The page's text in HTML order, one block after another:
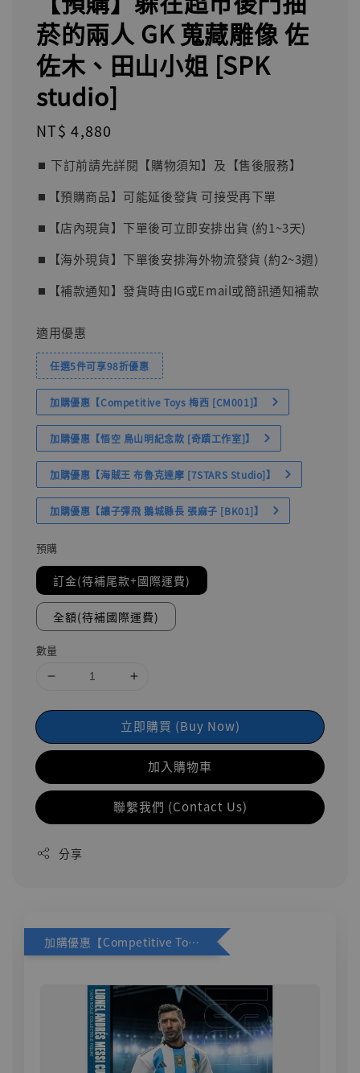
菸的兩人 GK 蒐藏雕像 佐
佐木、田山小姐 [SPK
studio]
Regular
NT$ 4,880
⏹︎ 下訂前請先詳閱【購物須知】及【售後服務】
⏹︎【預購商品】可能延後發貨 可接受再下單
⏹︎【店內現貨】下單後可立即安排出貨 (約1~3天)
⏹︎【海外現貨】下單後安排海外物流發貨 (約2~3週)
⏹︎【補款通知】發貨時由IG或Email或簡訊通知補款
適用優惠
任選5件可享98折優惠
加購優惠【Competitive Toys 梅西 [CM001]】
加購優惠【悟空 鳥山明紀念款 [奇蹟工作室]】
加購優惠【海賊王 布魯克達摩 [7STARS Studio]】
加購優惠【讓子彈飛 鵝城縣長 張麻子 [BK01]】
預購
訂金(待補尾款+國際運費)
全額(待補國際運費)
數量
立即購買 (Buy Now)
加入購物車
聯繫我們 (Contact Us)
分享
加購優惠【Competitive Toys 梅西 [CM001]】